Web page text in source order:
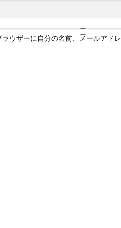
ウザーに自分の名前、メールアド